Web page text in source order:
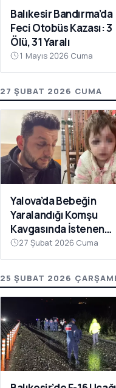
Balıkesir Bandırma’da
Feci Otobüs Kazası: 3
Ölü, 31 Yaralı
1 Mayıs 2026 Cuma
27 ŞUBAT 2026 CUMA
Yalova’da Bebeğin
Yaralandığı Komşu
Kavgasında İstenen
Ceza Belli Oldu: Çocuk
Skuter’ı ‘Silah’ Sayıldı
27 Şubat 2026 Cuma
25 ŞUBAT 2026